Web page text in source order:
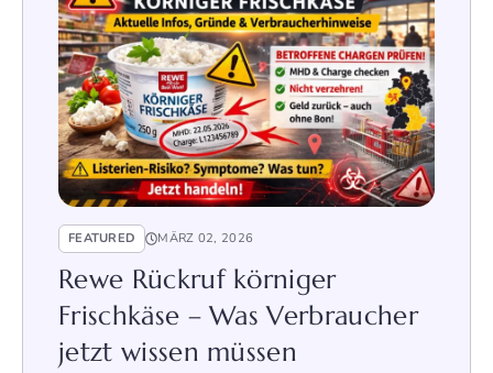
FEATURED MÄRZ 02, 2026
Rewe Rückruf körniger
Frischkäse – Was Verbraucher
jetzt wissen müssen